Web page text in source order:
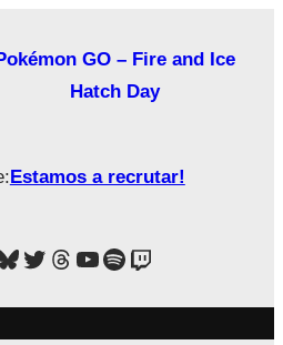
GO – Fire and Ice
Hatch Day
Estamos a recrutar!
Twitter
Estamos no Threads!
YouTube
Spotify
Twitch